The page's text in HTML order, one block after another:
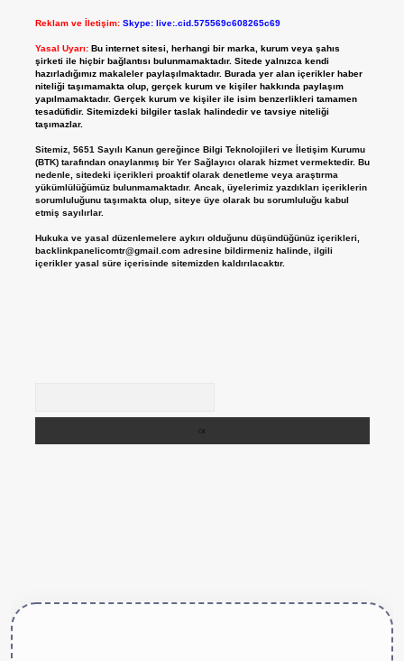
Reklam ve İletişim: Skype: live:.cid.575569c608265c69
Yasal Uyarı: Bu internet sitesi, herhangi bir marka, kurum veya şahıs
şirketi ile hiçbir bağlantısı bulunmamaktadır. Sitede yalnızca kendi
hazırladığımız makaleler paylaşılmaktadır. Burada yer alan içerikler haber
niteliği taşımamakta olup, gerçek kurum ve kişiler hakkında paylaşım
yapılmamaktadır. Gerçek kurum ve kişiler ile isim benzerlikleri tamamen
tesadüfidir. Sitemizdeki bilgiler taslak halindedir ve tavsiye niteliği
taşımazlar.
Sitemiz, 5651 Sayılı Kanun gereğince Bilgi Teknolojileri ve İletişim Kurumu
(BTK) tarafından onaylanmış bir Yer Sağlayıcı olarak hizmet vermektedir. Bu
nedenle, sitedeki içerikleri proaktif olarak denetleme veya araştırma
yükümlülüğümüz bulunmamaktadır. Ancak, üyelerimiz yazdıkları içeriklerin
sorumluluğunu taşımakta olup, siteye üye olarak bu sorumluluğu kabul
etmiş sayılırlar.
Hukuka ve yasal düzenlemelere aykırı olduğunu düşündüğünüz içerikleri,
backlinkpanelicomtr@gmail.comadresine bildirmeniz halinde, ilgili
içerikler yasal süre içerisinde sitemizden kaldırılacaktır.